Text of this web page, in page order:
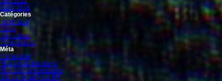
juillet 2016
Catégories
Historique
News
Non classé
Programmes
Méta
Connexion
Flux des publications
Flux des commentaires
Site de WordPress-FR